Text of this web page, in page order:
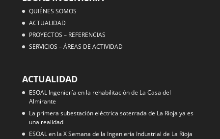
QUIÉNES SOMOS
ACTUALIDAD
PROYECTOS – REFERENCIAS
SERVICIOS – ÁREAS DE ACTIVIDAD
ACTUALIDAD
ESOAL Ingeniería en la rehabilitación de La Casa del
Almirante
La primera subestación eléctrica soterrada de La Rioja ya es
una realidad
ESOAL en la X Semana de la Ingeniería Industrial de La Rioja